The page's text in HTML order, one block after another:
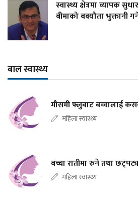
स्वास्थ्य क्षेत्रमा व्यापक
बीमाको बक्यौता भुक्तानी
बाल स्वास्थ्य
मौसमी फ्लुबाट बच्चालाई
महिला स्वास्थ्य
बच्चा रातीमा रुने तथा
महिला स्वास्थ्य